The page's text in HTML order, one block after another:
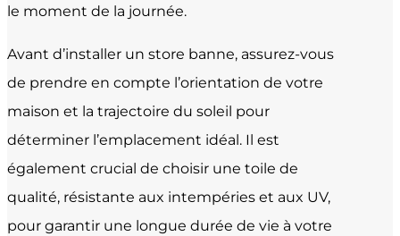
le moment de la journée.
Avant d’installer un store banne, assurez-vous
de prendre en compte l’orientation de votre
maison et la trajectoire du soleil pour
déterminer l’emplacement idéal. Il est
également crucial de choisir une toile de
qualité, résistante aux intempéries et aux UV,
pour garantir une longue durée de vie à votre